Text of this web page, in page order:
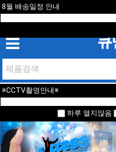
홈 창업용품
※CCTV촬영안내※
하루 열지않음
8월 배송일정 안내